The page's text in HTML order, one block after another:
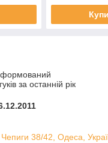
за останній рік
38/42, Одеса,